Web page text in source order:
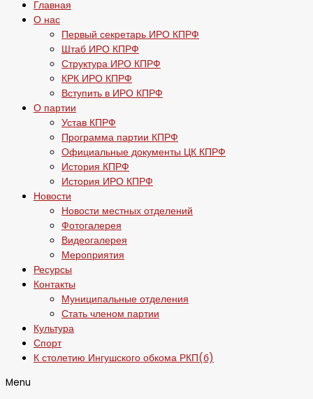
Главная
О нас
Первый секретарь ИРО КПРФ
Штаб ИРО КПРФ
Структура ИРО КПРФ
КРК ИРО КПРФ
Вступить в ИРО КПРФ
О партии
Устав КПРФ
Программа партии КПРФ
Официальные документы ЦК КПРФ
История КПРФ
История ИРО КПРФ
Новости
Новости местных отделений
Фотогалерея
Видеогалерея
Мероприятия
Ресурсы
Контакты
Муниципальные отделения
Стать членом партии
Культура
Спорт
К столетию Ингушского обкома РКП(б)
Menu